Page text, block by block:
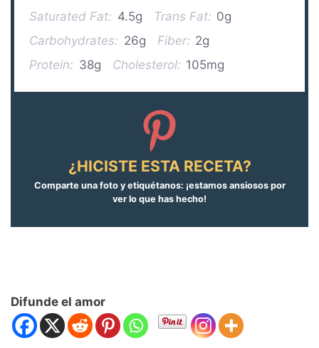
Saturated Fat: 4.5g Trans Fat: 0g
Carbohydrates: 26g Fiber: 2g
Protein: 38g Cholesterol: 105mg
¿HICISTE ESTA RECETA?
Comparte una foto y etiquétanos: ¡estamos ansiosos por
ver lo que has hecho!
Difunde el amor